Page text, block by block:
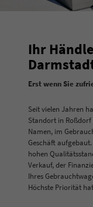
Ihr
Erst wenn Sie
Seit vielen Jahren
Standort in
Namen, im
Geschäft
hohen
Verkauf, der
Ihres
Höchste Priorität